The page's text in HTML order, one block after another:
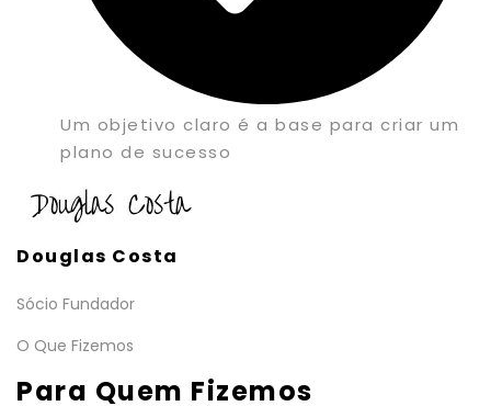
Um objetivo claro é a base para criar um
plano de sucesso
Douglas Costa
Sócio Fundador
O Que Fizemos
Para Quem Fizemos